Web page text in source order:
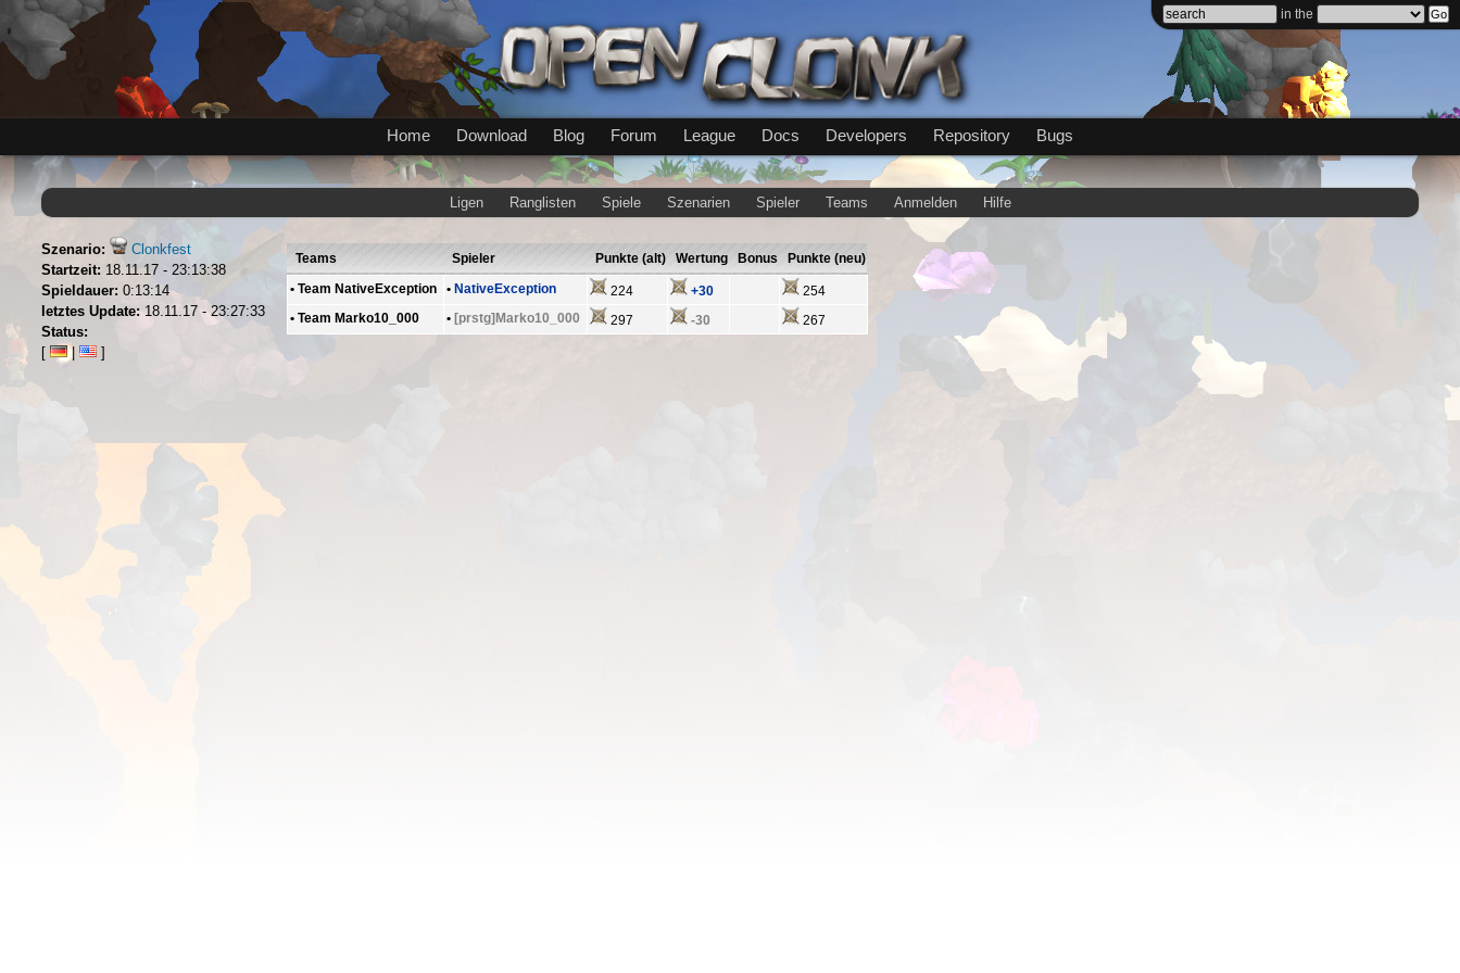
in the
Home Download Blog Forum League Docs Developers Repository Bugs
Ligen Ranglisten Spiele Szenarien Spieler Teams Anmelden Hilfe
Szenario:
Clonkfest
Startzeit: 18.11.17 - 23:13:38
Spieldauer: 0:13:14
letztes Update:18.11.17 - 23:27:33
Status:
Teams Spieler Punkte (alt) Wertung Bonus
Punkte (neu)
• Team NativeException • NativeException 224 +30
254
• Team Marko10_000 • [prstg]Marko10_000 297 -30 267
[ | ]